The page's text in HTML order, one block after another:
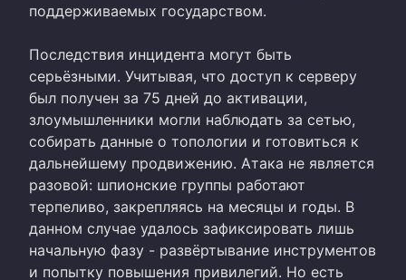
поддерживаемых государством.
Последствия инцидента могут быть
серьёзными. Учитывая, что доступ к серверу
был получен за 75 дней до активации,
злоумышленники могли наблюдать за сетью,
собирать данные о топологии и готовиться к
дальнейшему продвижению. Атака не является
разовой: шпионские группы работают
терпеливо, закрепляясь на месяцы и годы. В
данном случае удалось зафиксировать лишь
начальную фазу - развёртывание инструментов
и попытку повышения привилегий. Но есть